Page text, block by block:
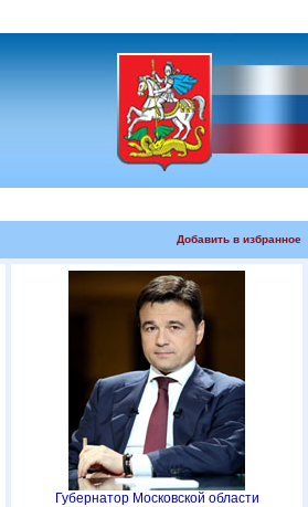
Добавить в избранное
Губернатор Московской области